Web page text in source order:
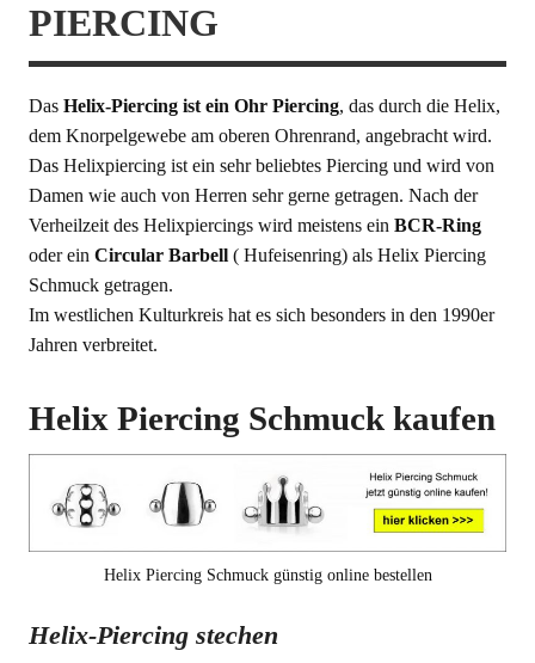
PIERCING
Das Helix-Piercing ist ein Ohr Piercing, das durch die Helix,
dem Knorpelgewebe am oberen Ohrenrand, angebracht wird.
Das Helixpiercing ist ein sehr beliebtes Piercing und wird von
Damen wie auch von Herren sehr gerne getragen. Nach der
Verheilzeit des Helixpiercings wird meistens ein BCR-Ring
oder ein Circular Barbell ( Hufeisenring) als Helix Piercing
Schmuck getragen.
Im westlichen Kulturkreis hat es sich besonders in den 1990er
Jahren verbreitet.
Helix Piercing Schmuck kaufen
Helix Piercing Schmuck günstig online bestellen
Helix-Piercing stechen